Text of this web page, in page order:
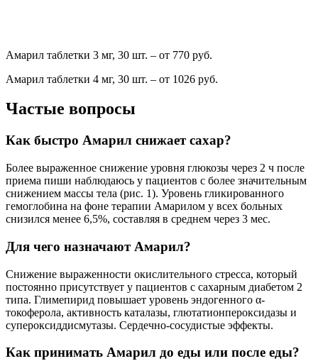
Амарил таблетки 3 мг, 30 шт. – от 770 руб.
Амарил таблетки 4 мг, 30 шт. – от 1026 руб.
Частые вопросы
Как быстро Амарил снижает сахар?
Более выраженное снижение уровня глюкозы через 2 ч после
приема пиши наблюдаюсь у пациентов с более значительным
снижением массы тела (рис. 1). Уровень гликированного
гемоглобина на фоне терапии Амарилом у всех больных
снизился менее 6,5%, составляя в среднем через 3 мес.
Для чего назначают Амарил?
Снижение выраженности окислительного стресса, который
постоянно присутствует у пациентов с сахарным диабетом 2
типа. Глимепирид повышает уровень эндогенного α-
токоферола, активность каталазы, глютатионпероксидазы и
супероксиддисмутазы. Сердечно-сосудистые эффекты.
Как принимать Амарил до еды или после еды?